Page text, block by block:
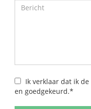
Ik verklaar dat ik de
en goedgekeurd.*